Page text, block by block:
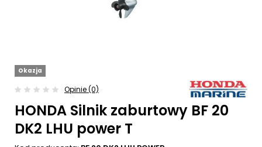
Okazja
Opinie (0)
HONDA Silnik zaburtowy BF 20
DK2 LHU power T